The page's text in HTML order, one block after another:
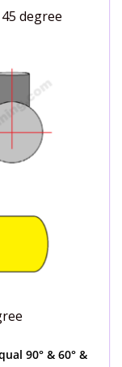
degree
90° & 60° &